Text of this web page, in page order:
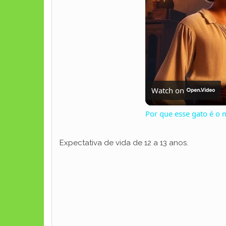
Watch on
Por que esse gato é o
Expectativa de vida de 12 a 13 anos.